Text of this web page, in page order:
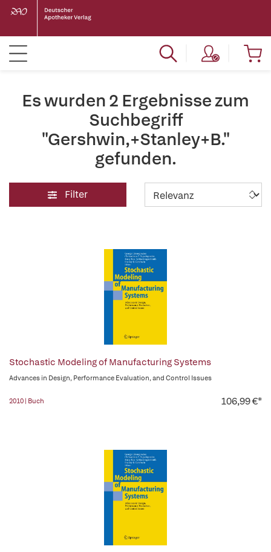
Es wurden 2 Ergebnisse zum
Suchbegriff
"Gershwin,+Stanley+B."
gefunden.
Filter
Stochastic Modeling of Manufacturing Systems
Advances in Design, Performance Evaluation, and Control Issues
2010 | Buch 106,99 €*